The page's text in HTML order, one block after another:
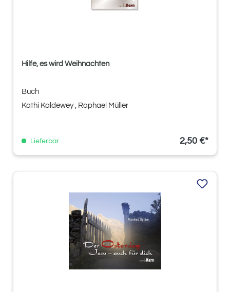
Hilfe, es wird Weihnachten
Buch
Kathi Kaldewey , Raphael Müller
Lieferbar 2,50 €*